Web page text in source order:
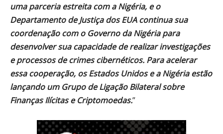
uma parceria estreita com a Nigéria, e o
Departamento de Justiça dos EUA continua sua
coordenação com o Governo da Nigéria para
desenvolver sua capacidade de realizar investigações
e processos de crimes cibernéticos. Para acelerar
essa cooperação, os Estados Unidos e a Nigéria estão
lançando um Grupo de Ligação Bilateral sobre
Finanças Ilícitas e Criptomoedas.”